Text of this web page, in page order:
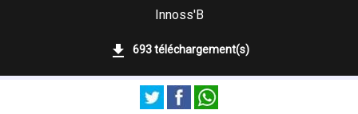
Innoss'B
693 téléchargement(s)